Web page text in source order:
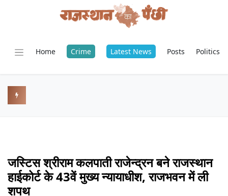
Home Crime Latest News Posts Politics
जस्टिस श्रीराम कलपाती राजेन्द्रन बने राजस्थान
हाईकोर्ट के 43वें मुख्य न्यायाधीश, राजभवन में ली
शपथ